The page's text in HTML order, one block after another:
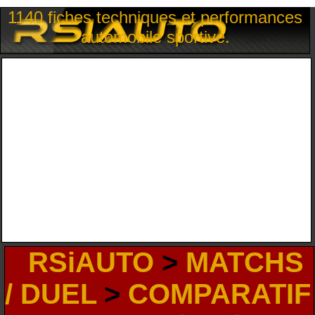
1140 fiches techniques et performances
automobile sportive.
RSiAUTO > MATCHS
/ DUEL> COMPARATIF